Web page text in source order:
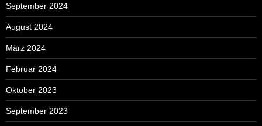
September 2024
August 2024
März 2024
Februar 2024
Oktober 2023
September 2023